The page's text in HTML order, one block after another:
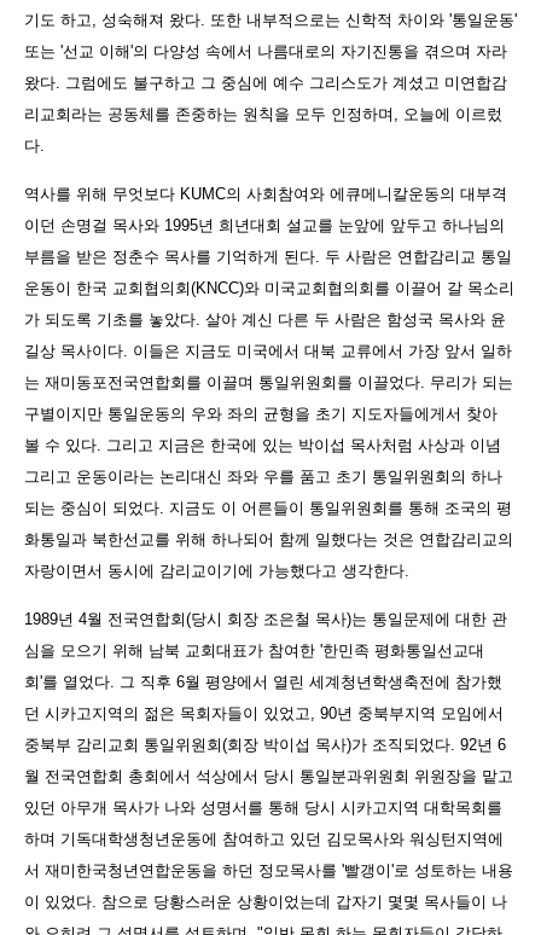
기도 하고, 성숙해져 왔다. 또한 내부적으로는 신학적 차이와 '통일운동'
또는 '선교 이해'의 다양성 속에서 나름대로의 자기진통을 겪으며 자라
왔다. 그럼에도 불구하고 그 중심에 예수 그리스도가 계셨고 미연합감
리교회라는 공동체를 존중하는 원칙을 모두 인정하며, 오늘에 이르렀
다.
역사를 위해 무엇보다 KUMC의 사회참여와 에큐메니칼운동의 대부격
이던 손명걸 목사와 1995년 희년대회 설교를 눈앞에 앞두고 하나님의
부름을 받은 정춘수 목사를 기억하게 된다. 두 사람은 연합감리교 통일
운동이 한국 교회협의회(KNCC)와 미국교회협의회를 이끌어 갈 목소리
가 되도록 기초를 놓았다. 살아 계신 다른 두 사람은 함성국 목사와 윤
길상 목사이다. 이들은 지금도 미국에서 대북 교류에서 가장 앞서 일하
는 재미동포전국연합회를 이끌며 통일위원회를 이끌었다. 무리가 되는
구별이지만 통일운동의 우와 좌의 균형을 초기 지도자들에게서 찾아
볼 수 있다. 그리고 지금은 한국에 있는 박이섭 목사처럼 사상과 이념
그리고 운동이라는 논리대신 좌와 우를 품고 초기 통일위원회의 하나
되는 중심이 되었다. 지금도 이 어른들이 통일위원회를 통해 조국의 평
화통일과 북한선교를 위해 하나되어 함께 일했다는 것은 연합감리교의
자랑이면서 동시에 감리교이기에 가능했다고 생각한다.
1989년 4월 전국연합회(당시 회장 조은철 목사)는 통일문제에 대한 관
심을 모으기 위해 남북 교회대표가 참여한 '한민족 평화통일선교대
회'를 열었다. 그 직후 6월 평양에서 열린 세계청년학생축전에 참가했
던 시카고지역의 젊은 목회자들이 있었고, 90년 중북부지역 모임에서
중북부 감리교회 통일위원회(회장 박이섭 목사)가 조직되었다. 92년 6
월 전국연합회 총회에서 석상에서 당시 통일분과위원회 위원장을 맡고
있던 아무개 목사가 나와 성명서를 통해 당시 시카고지역 대학목회를
하며 기독대학생청년운동에 참여하고 있던 김모목사와 워싱턴지역에
서 재미한국청년연합운동을 하던 정모목사를 '빨갱이'로 성토하는 내용
이 있었다. 참으로 당황스러운 상황이었는데 갑자기 몇몇 목사들이 나